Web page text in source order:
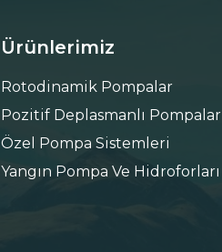
Ürünlerimiz
Rotodinamik Pompalar
Pozitif Deplasmanlı Pompalar
Özel Pompa Sistemleri
Yangın Pompa Ve Hidroforları